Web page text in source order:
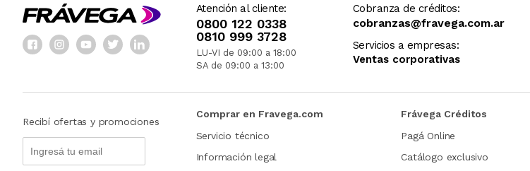
Atención al cliente:
0800 122 0338
0810 999 3728
LU-VI de 09:00 a 18:00
SA de 09:00 a 13:00
Cobranza de créditos:
cobranzas@fravega.com.ar
Servicios a empresas:
Ventas corporativas
Recibí ofertas y promociones
Comprar en Fravega.com
Servicio técnico
Información legal
Frávega Créditos
Pagá Online
Catálogo exclusivo